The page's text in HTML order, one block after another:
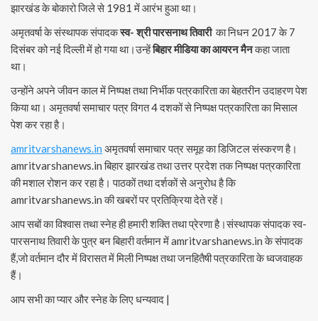
झारखंड के बोकारो जिले से 1981 में आरंभ हुआ था।
अमृतवर्षा के संस्थापक संपादकस्व- श्री पारसनाथ तिवारीका निधन 2017 के 7
दिसंबर को नई दिल्ली में हो गया था।उन्हेंबिहार मीडिया का आयरन मैनकहा जाता
था।
उन्होंने अपने जीवन काल में निष्पक्ष तथा निर्भीक पत्रकारिता का बेहतरीन उदाहरण पेश
किया था। अमृतवर्षा समाचार पत्र विगत 4 दशकों से निष्पक्ष पत्रकारिता का मिसाल
पेश कर रहा है।
amritvarshanews.in अमृतवर्षा समाचार पत्र समूह का डिजिटल संस्करण है।
amritvarshanews.in बिहार झारखंड तथा उत्तर प्रदेश तक निष्पक्ष पत्रकारिता
की मशाल रोशन कर रहा है। पाठकों तथा दर्शकों से अनुरोध है कि
amritvarshanews.in की खबरों पर प्रतिक्रिया देते रहें।
आप सबों का विश्वास तथा स्नेह ही हमारी शक्ति तथा प्रेरणा है।संस्थापक संपादक स्व-
पारसनाथ तिवारी के पुत्र बन बिहारी वर्तमान में amritvarshanews.in के संपादक
हैं,जो वर्तमान दौर में विरासत में मिली निष्पक्ष तथा जनहितैषी पत्रकारिता के ध्वजवाहक
हैं।
आप सभी का प्यार और स्नेह के लिए धन्यवाद |